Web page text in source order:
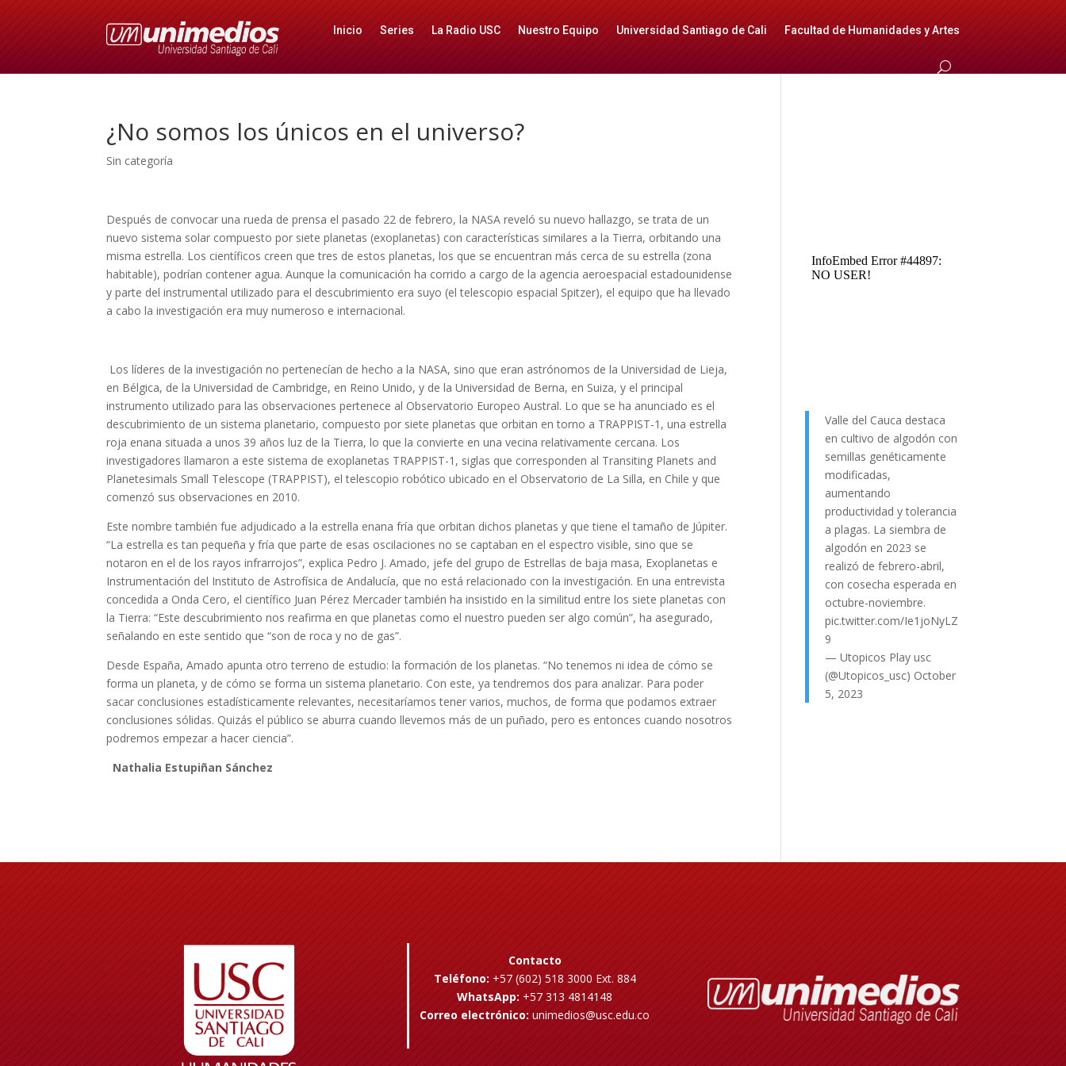
Inicio Series La Radio USC Nuestro Equipo Universidad Santiago de Cali Facultad de Humanidades y Artes
¿No somos los únicos en el universo?
Sin categoría
Después de convocar una rueda de prensa el pasado 22 de febrero, la NASA reveló su nuevo hallazgo, se trata de un
nuevo sistema solar compuesto por siete planetas (exoplanetas) con características similares a la Tierra, orbitando una
misma estrella. Los científicos creen que tres de estos planetas, los que se encuentran más cerca de su estrella (zona
habitable), podrían contener agua. Aunque la comunicación ha corrido a cargo de la agencia aeroespacial estadounidense
y parte del instrumental utilizado para el descubrimiento era suyo (el telescopio espacial Spitzer), el equipo que ha llevado
a cabo la investigación era muy numeroso e internacional.
Los líderes de la investigación no pertenecían de hecho a la NASA, sino que eran astrónomos de la Universidad de Lieja,
en Bélgica, de la Universidad de Cambridge, en Reino Unido, y de la Universidad de Berna, en Suiza, y el principal
instrumento utilizado para las observaciones pertenece al Observatorio Europeo Austral. Lo que se ha anunciado es el
descubrimiento de un sistema planetario, compuesto por siete planetas que orbitan en torno a TRAPPIST-1, una estrella
roja enana situada a unos 39 años luz de la Tierra, lo que la convierte en una vecina relativamente cercana. Los
investigadores llamaron a este sistema de exoplanetas TRAPPIST-1, siglas que corresponden al Transiting Planets and
Planetesimals Small Telescope (TRAPPIST), el telescopio robótico ubicado en el Observatorio de La Silla, en Chile y que
comenzó sus observaciones en 2010.
Este nombre también fue adjudicado a la estrella enana fría que orbitan dichos planetas y que tiene el tamaño de Júpiter.
“La estrella es tan pequeña y fría que parte de esas oscilaciones no se captaban en el espectro visible, sino que se
notaron en el de los rayos infrarrojos”, explica Pedro J. Amado, jefe del grupo de Estrellas de baja masa, Exoplanetas e
Instrumentación del Instituto de Astrofísica de Andalucía, que no está relacionado con la investigación. En una entrevista
concedida a Onda Cero, el científico Juan Pérez Mercader también ha insistido en la similitud entre los siete planetas con
la Tierra: “Este descubrimiento nos reafirma en que planetas como el nuestro pueden ser algo común”, ha asegurado,
señalando en este sentido que “son de roca y no de gas”.
Desde España, Amado apunta otro terreno de estudio: la formación de los planetas. “No tenemos ni idea de cómo se
forma un planeta, y de cómo se forma un sistema planetario. Con este, ya tendremos dos para analizar. Para poder
sacar conclusiones estadísticamente relevantes, necesitaríamos tener varios, muchos, de forma que podamos extraer
conclusiones sólidas. Quizás el público se aburra cuando llevemos más de un puñado, pero es entonces cuando nosotros
podremos empezar a hacer ciencia”.
Nathalia Estupiñan Sánchez
Valle del Cauca destaca
en cultivo de algodón con
semillas genéticamente
modificadas,
aumentando
productividad y tolerancia
a plagas. La siembra de
algodón en 2023 se
realizó de febrero-abril,
con cosecha esperada en
octubre-noviembre.
pic.twitter.com/Ie1joNyLZ
9
— Utopicos Play usc
(@Utopicos_usc) October
5, 2023
Contacto
Teléfono: +57 (602) 518 3000 Ext. 884
WhatsApp: +57 313 4814148
Correo electrónico: unimedios@usc.edu.co